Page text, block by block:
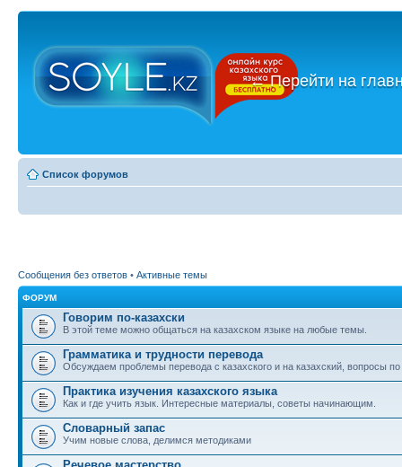
←Перейти на
Список форумов
Сообщения без ответов • Активные темы
ФОРУМ
Говорим по-казахски
В этой теме можно общаться на казахском языке на любые темы.
Грамматика и трудности перевода
Обсуждаем проблемы перевода с казахского и на казахский, вопросы
Практика изучения казахского языка
Как и где учить язык. Интересные материалы, советы начинающим.
Словарный запас
Учим новые слова, делимся методиками
Речевое мастерство